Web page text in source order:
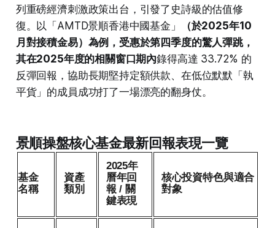
列重磅經濟刺激政策出台，引發了史詩級的估值修
復。以「AMTD景順香港中國基金」
（於2025年10
月對接積金易）為例，受惠於第四季度的驚人彈跳，
其在2025年度的相關窗口期內錄得高達 33.72% 的
反彈回報，協助長期堅持定額供款、在低位默默「執
平貨」的成員成功打了一場漂亮的翻身仗。
景順操盤核心基金最新回報表現一覽
基金
名稱
資產
類別
2025年
曆年回
報 / 關
鍵表現
核心投資特色與適合
對象